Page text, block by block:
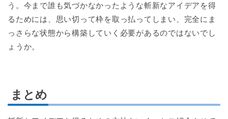
う。今まで誰も気づかなかったような斬新なアイデアを得
るためには、思い切って枠を取っ払ってしまい、完全にま
っさらな状態から構築していく必要があるのではないでし
ょうか。
まとめ